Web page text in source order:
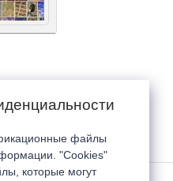
файлы
"Cookies"
которые могут